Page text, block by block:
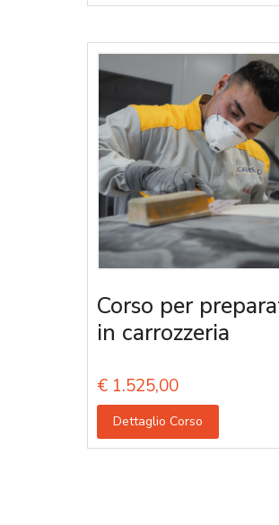
Corso per
in carrozzeria
€ 1.525,00
Dettaglio Corso